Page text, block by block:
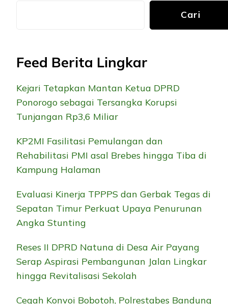
Cari
Feed Berita Lingkar
Kejari Tetapkan Mantan Ketua DPRD
Ponorogo sebagai Tersangka Korupsi
Tunjangan Rp3,6 Miliar
KP2MI Fasilitasi Pemulangan dan
Rehabilitasi PMI asal Brebes hingga Tiba di
Kampung Halaman
Evaluasi Kinerja TPPPS dan Gerbak Tegas di
Sepatan Timur Perkuat Upaya Penurunan
Angka Stunting
Reses II DPRD Natuna di Desa Air Payang
Serap Aspirasi Pembangunan Jalan Lingkar
hingga Revitalisasi Sekolah
Cegah Konvoi Bobotoh, Polrestabes Bandung